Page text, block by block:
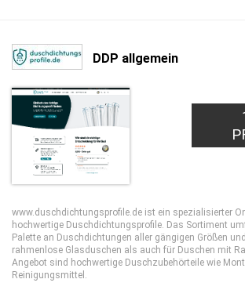
DDP allgemein
www.duschdichtungsprofile.de ist ein spezialisierter
hochwertige Duschdichtungsprofile. Das Sortiment
Palette an Duschdichtungen aller gängigen Größen
rahmenlose Glasduschen als auch für Duschen mit
Angebot sind hochwertige Duschzubehörteile wie
Reinigungsmittel.